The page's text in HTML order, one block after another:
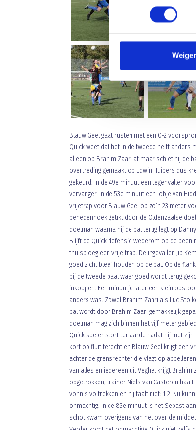
Blauw Geel gaat rusten met een 0-2
Quick weet dat het in de tweede helft anders
alleen op Brahim Zaari af maar schiet hij de
overtreding gemaakt op Edwin Huibers dus
gekeurd. In de 49e minuut een tegenvaller
vervanger. In de 53e minuut een lobje van
vrijetrap voor Blauw Geel op zo’n 23 meter
benedenhoek getikt door de Oldenzaalse
doelman waarna hij de bal terug legt op
Blijft de Quick defensie wederom op de been
thuisploeg een vrije trap. De ingevallen Jip
goed zicht bleef houden op de bal. Op de
bij de tweede paal waar goed wordt terug
inkoppen. Een minuutje later een klein
anders was. Zowel Brahim Zaari als Luc
bal wordt door Brahim Zaari gemakkelijk
doelman mag zich binnen het vijf meter
Quick speler stort ter aarde nadat hij met
kort op fluit terecht en Blauw Geel krijgt een
achter de grensrechter die vlagt op
van alles en iedereen uit Veghel krijgt
opgetrokken, trainer Niels van Casteren haalt
vonnis voltrekken en hij faalt niet: 1-2. Nu
onmachtig. In de 83e minuut is het
schot kwam overigens van net over de